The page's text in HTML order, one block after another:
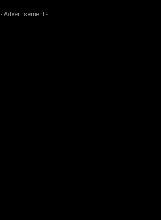
- Advertisement -